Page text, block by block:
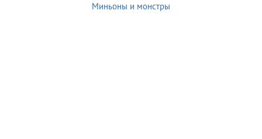
Миньоны и монстры